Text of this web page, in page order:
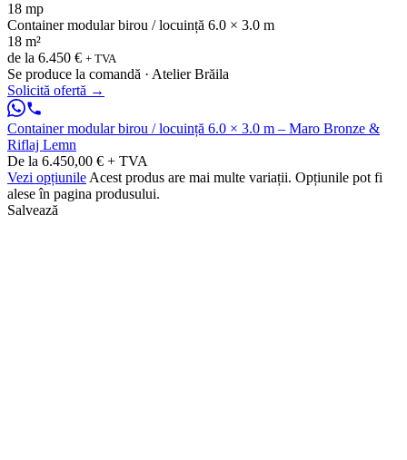
18 mp
Container modular birou / locuință 6.0 × 3.0 m
18 m²
de la 6.450 € + TVA
Se produce la comandă · Atelier Brăila
Solicită ofertă →
Container modular birou / locuință 6.0 × 3.0 m – Maro Bronze &
Riflaj Lemn
De la 6.450,00 € + TVA
Vezi opțiunile Acest produs are mai multe variații. Opțiunile pot fi
alese în pagina produsului.
Salvează